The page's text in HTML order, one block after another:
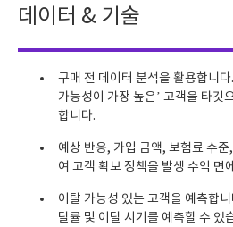
데이터 & 기술
구매 전 데이터 분석을 활용합니
가능성이 가장 높은’ 고객을 타깃
합니다.
예상 반응, 가입 금액, 보험료 수
여 고객 확보 정책을 발생 수익 면
이탈 가능성 있는 고객을 예측합
탈률 및 이탈 시기를 예측할 수 있